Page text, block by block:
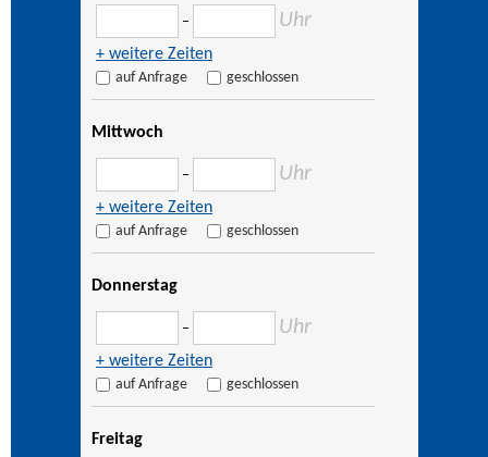
– Uhr
+ weitere Zeiten
auf Anfrage geschlossen
Mittwoch
– Uhr
+ weitere Zeiten
auf Anfrage geschlossen
Donnerstag
– Uhr
+ weitere Zeiten
auf Anfrage geschlossen
Freitag